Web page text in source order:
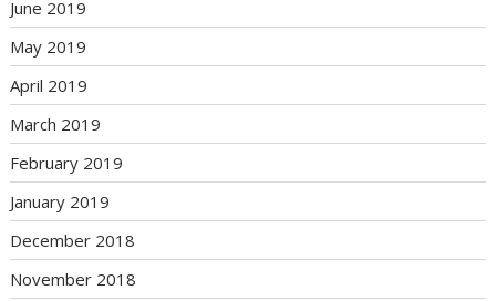
June 2019
May 2019
April 2019
March 2019
February 2019
January 2019
December 2018
November 2018